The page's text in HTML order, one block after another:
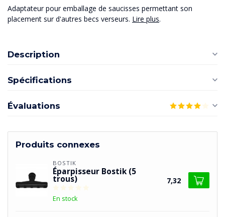
Adaptateur pour emballage de saucisses permettant son
placement sur d'autres becs verseurs. Lire plus.
Description
Spécifications
Évaluations
Produits connexes
BOSTIK
Éparpisseur Bostik (5
trous)
En stock
7,32